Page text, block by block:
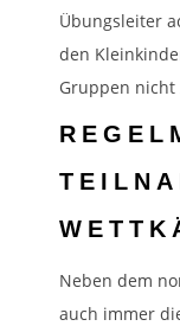
Übungsleiter
den
Gruppen
Neben dem
auch immer